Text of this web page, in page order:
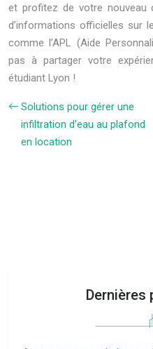
et profitez de votre nouveau
d’informations officielles sur
comme l’APL (Aide
pas à partager votre
étudiant Lyon !
Solutions pour gérer une
infiltration d’eau au plafond
en location
Dernières